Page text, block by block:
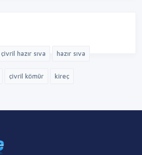
çivril hazır sıva hazır sıva
çivril kömür kireç